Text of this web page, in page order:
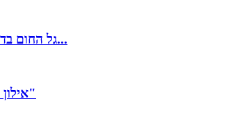
גל החום בדרך: מחר הטמפרטורות יזנקו; מסלולי טיול רבים כבר נסגרו...
אילון "המקצץ" מאסק: "נזעזע את הממשל, זה יהיה טרגי וכיף"